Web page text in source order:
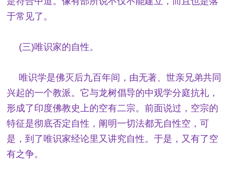
于常见了。
(三)唯识家的自性。
唯识学是佛灭后九百年间，由无著、世亲兄弟共同
兴起的一个教派。它与龙树倡导的中观学分庭抗礼，
形成了印度佛教史上的空有二宗。前面说过，空宗的
特征是彻底否定自性，阐明一切法都无自性空，可
是，到了唯识家经论里又讲究自性。于是，又有了空
有之争。